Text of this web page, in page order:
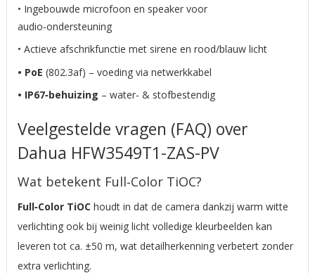
• Ingebouwde microfoon en speaker voor
audio‑ondersteuning
• Actieve afschrikfunctie met sirene en rood/blauw licht
• PoE (802.3af) – voeding via netwerkkabel
• IP67‑behuizing – water‑ & stofbestendig
Veelgestelde vragen (FAQ) over
Dahua HFW3549T1-ZAS-PV
Wat betekent Full‑Color TiOC?
Full‑Color TiOChoudt in dat de camera dankzij warm witte
verlichting ook bij weinig licht volledige kleurbeelden kan
leveren tot ca. ±50 m, wat detailherkenning verbetert zonder
extra verlichting.